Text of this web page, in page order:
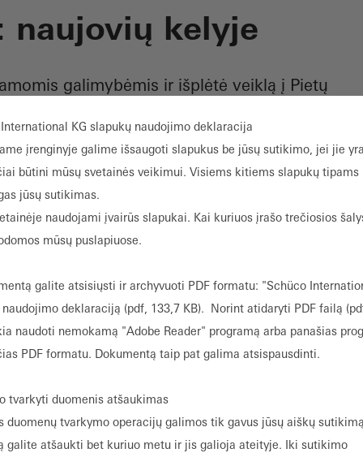
naujovių kelyje
galimybėmis ir išplėtė veiklą į Pietų
plastiko ir saulės energetikos –
ilgalaikių sprendimų, susijusių su
konstrukcija.
2000 m.Energinis
klausimas. Bendrovė
teikia su statyba
išmetamo CO2 kiekio.
energijos tiekėjas išorinį
taupymo priemonę. Su
sprendimais.
KG slapukų naudojimo deklaracija
įrenginyje galime išsaugoti slapukus be jūsų sutikimo, jei jie yra
būtini mūsų svetainės veikimui. Visiems kitiems slapukų tipams
jūsų sutikimas.
naudojami įvairūs slapukai. Kai kuriuos įrašo trečiosios
mūsų puslapiuose.
galite atsisiųsti ir archyvuoti PDF formatu: "Schüco
deklaraciją (pdf, 133,7 KB). Norint atidaryti PDF failą
naudoti nemokamą "Adobe Reader" programą arba panašias
PDF formatu. Dokumentą taip pat galima atsispausdinti.
tvarkyti duomenis atšaukimas
duomenų tvarkymo operacijų galimos tik gavus jūsų aiškų
galite atšaukti bet kuriuo metu ir jis galioja ateityje. Iki sutikimo